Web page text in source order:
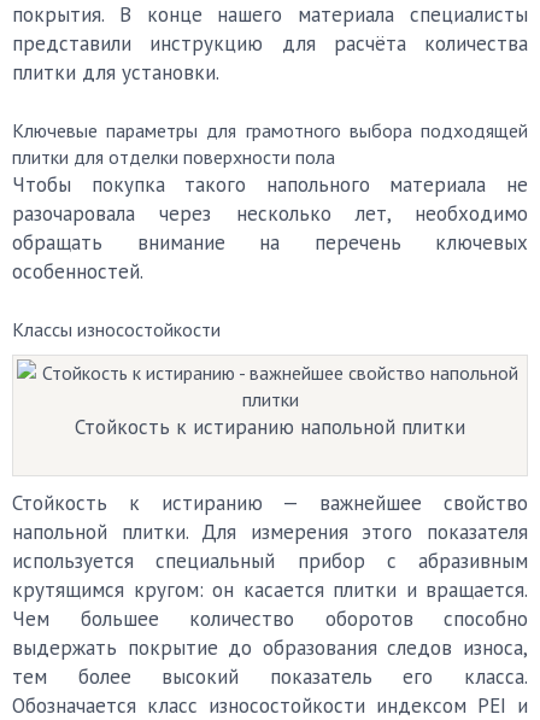
покрытия. В конце нашего материала специалисты
представили инструкцию для расчёта количества
плитки для установки.
Ключевые параметры для грамотного выбора подходящей
плитки для отделки поверхности пола
Чтобы покупка такого напольного материала не
разочаровала через несколько лет, необходимо
обращать внимание на перечень ключевых
особенностей.
Классы износостойкости
Стойкость к истиранию напольной плитки
Стойкость к истиранию — важнейшее свойство
напольной плитки. Для измерения этого показателя
используется специальный прибор с абразивным
крутящимся кругом: он касается плитки и вращается.
Чем большее количество оборотов способно
выдержать покрытие до образования следов износа,
тем более высокий показатель его класса.
Обозначается класс износостойкости индексом РЕI и